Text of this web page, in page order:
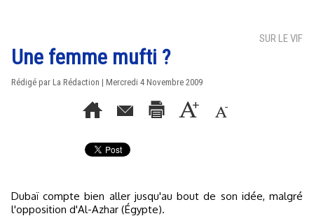
SUR LE VIF
Une femme mufti ?
Rédigé par La Rédaction | Mercredi 4 Novembre 2009
Dubaï compte bien aller jusqu'au bout de son idée, malgré
l'opposition d'Al-Azhar (Égypte).